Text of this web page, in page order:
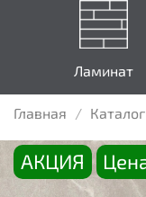
Ламинат
Главная Каталог
АКЦИЯ